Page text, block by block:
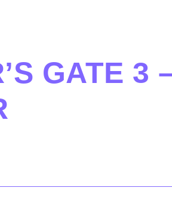
GATE 3